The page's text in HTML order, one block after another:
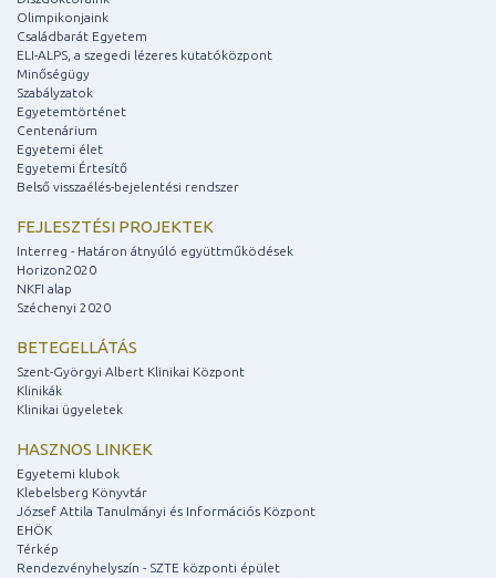
Olimpikonjaink
Családbarát Egyetem
ELI-ALPS, a szegedi lézeres kutatóközpont
Minőségügy
Szabályzatok
Egyetemtörténet
Centenárium
Egyetemi élet
Egyetemi Értesítő
Belső visszaélés-bejelentési rendszer
FEJLESZTÉSI PROJEKTEK
Interreg - Határon átnyúló együttműködések
Horizon2020
NKFI alap
Széchenyi 2020
BETEGELLÁTÁS
Szent-Györgyi Albert Klinikai Központ
Klinikák
Klinikai ügyeletek
HASZNOS LINKEK
Egyetemi klubok
Klebelsberg Könyvtár
József Attila Tanulmányi és Információs Központ
EHÖK
Térkép
Rendezvényhelyszín - SZTE központi épület